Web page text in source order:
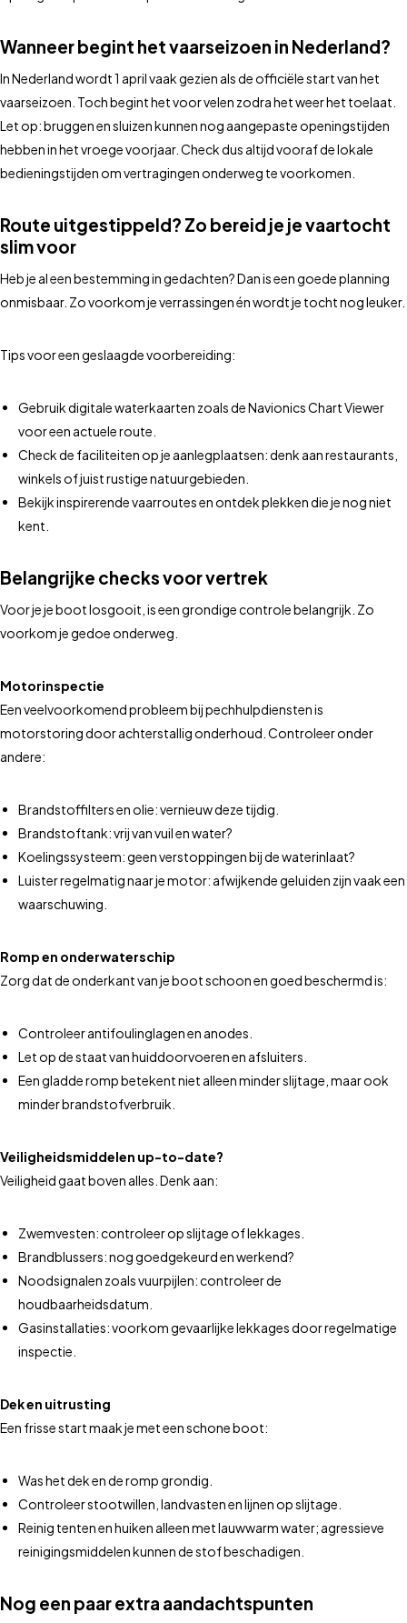
Wanneer begint het vaarseizoen in Nederland?
In Nederland wordt 1 april vaak gezien als de officiële start van het
vaarseizoen. Toch begint het voor velen zodra het weer het toelaat.
Let op: bruggen en sluizen kunnen nog aangepaste openingstijden
hebben in het vroege voorjaar. Check dus altijd vooraf de lokale
bedieningstijden om vertragingen onderweg te voorkomen.
Route uitgestippeld? Zo bereid je je vaartocht
slim voor
Heb je al een bestemming in gedachten? Dan is een goede planning
onmisbaar. Zo voorkom je verrassingen én wordt je tocht nog leuker.
Tips voor een geslaagde voorbereiding:
Gebruik digitale waterkaarten zoals de Navionics Chart Viewer
voor een actuele route.
Check de faciliteiten op je aanlegplaatsen: denk aan restaurants,
winkels of juist rustige natuurgebieden.
Bekijk inspirerende vaarroutes en ontdek plekken die je nog niet
kent.
Belangrijke checks voor vertrek
Voor je je boot losgooit, is een grondige controle belangrijk. Zo
voorkom je gedoe onderweg.
Motorinspectie
Een veelvoorkomend probleem bij pechhulpdiensten is
motorstoring door achterstallig onderhoud. Controleer onder
andere:
Brandstoffilters en olie: vernieuw deze tijdig.
Brandstoftank: vrij van vuil en water?
Koelingssysteem: geen verstoppingen bij de waterinlaat?
Luister regelmatig naar je motor: afwijkende geluiden zijn vaak een
waarschuwing.
Romp en onderwaterschip
Zorg dat de onderkant van je boot schoon en goed beschermd is:
Controleer antifoulinglagen en anodes.
Let op de staat van huiddoorvoeren en afsluiters.
Een gladde romp betekent niet alleen minder slijtage, maar ook
minder brandstofverbruik.
Veiligheidsmiddelen up-to-date?
Veiligheid gaat boven alles. Denk aan:
Zwemvesten: controleer op slijtage of lekkages.
Brandblussers: nog goedgekeurd en werkend?
Noodsignalen zoals vuurpijlen: controleer de
houdbaarheidsdatum.
Gasinstallaties: voorkom gevaarlijke lekkages door regelmatige
inspectie.
Dek en uitrusting
Een frisse start maak je met een schone boot:
Was het dek en de romp grondig.
Controleer stootwillen, landvasten en lijnen op slijtage.
Reinig tenten en huiken alleen met lauwwarm water; agressieve
reinigingsmiddelen kunnen de stof beschadigen.
Nog een paar extra aandachtspunten